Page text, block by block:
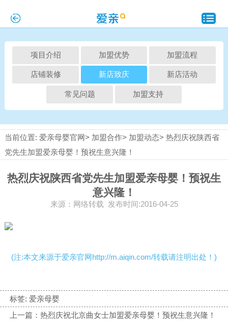
项目介绍 加盟优势 加盟流程
店铺装修 新店致庆 新店活动
常见问题 加盟支持
当前位置: 爱亲母婴官网> 加盟合作> 加盟动态> 热烈庆祝陕西省
党先生加盟爱亲母婴！预祝生意兴隆！
热烈庆祝陕西省党先生加盟爱亲母婴！预祝生
意兴隆！
来源：网络转载 发布时间:2016-04-25
(注:本文来源于爱亲官网http://m.aiqin.com/转载请注明出处！)
标签: 爱亲母婴
上一篇：热烈庆祝北京曲女士加盟爱亲母婴！预祝生意兴隆！